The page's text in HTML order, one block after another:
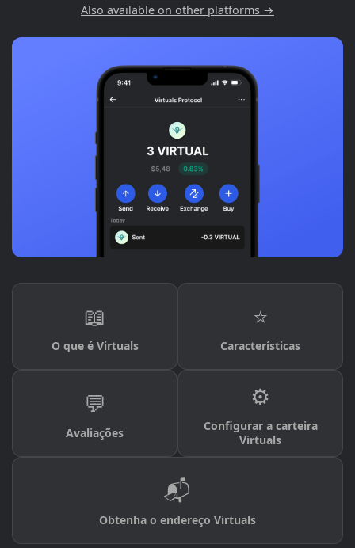
Also available on other platforms →
📖
O que é Virtuals
⭐
Características
💬
Avaliações
⚙️
Configurar a carteira
Virtuals
📬
Obtenha o endereço Virtuals